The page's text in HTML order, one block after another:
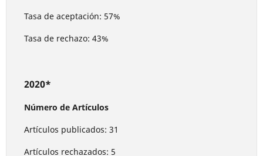
Tasa de aceptación: 57%
Tasa de rechazo: 43%
2020*
Número de Artículos
Artículos publicados: 31
Artículos rechazados: 5